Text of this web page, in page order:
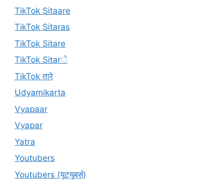
TikTok Sitaare
TikTok Sitaras
TikTok Sitare
TikTok Sitarे
TikTok तारे
Udyamikarta
Vyapaar
Vyapar
Yatra
Youtubers
Youtubers (यूट्यूबर्स)